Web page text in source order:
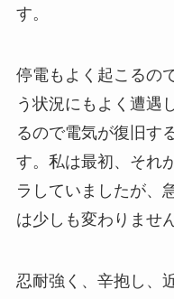
す。
停電もよく起こるの
う状況にもよく遭遇
るので電気が復旧す
す。私は最初、それ
ラしていましたが、
は少しも変わりません
忍耐強く、辛抱し、